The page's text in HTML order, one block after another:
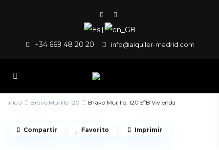
|
+34 669 48 20 20 info@alquiler-madrid.com
Inicio Bravo Murillo 120 Bravo Murillo, 120 5ºB Vivienda
Compartir Favorito Imprimir